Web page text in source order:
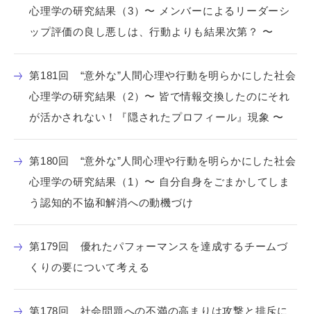
心理学の研究結果（3）〜 メンバーによるリーダーシ
ップ評価の良し悪しは、行動よりも結果次第？ 〜
第181回 “意外な”人間心理や行動を明らかにした社会
心理学の研究結果（2）〜 皆で情報交換したのにそれ
が活かされない！『隠されたプロフィール』現象 〜
第180回 “意外な”人間心理や行動を明らかにした社会
心理学の研究結果（1）〜 自分自身をごまかしてしま
う認知的不協和解消への動機づけ
第179回 優れたパフォーマンスを達成するチームづ
くりの要について考える
第178回 社会問題への不満の高まりは攻撃と排斥に